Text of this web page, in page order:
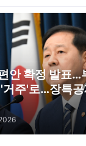
안 확정 발표…
거주'로…장특